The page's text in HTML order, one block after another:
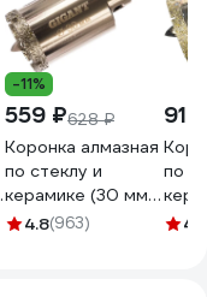
-11%
559 ₽628 ₽
Коронка алмазная
по стеклу и
керамике (30 мм;
30 мм) Gigant
4.8(963)
по
304.8